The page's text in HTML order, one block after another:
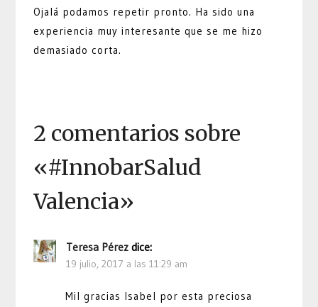
Ojalá podamos repetir pronto. Ha sido una
experiencia muy interesante que se me hizo
demasiado corta.
2 comentarios sobre
«#InnobarSalud
Valencia»
Teresa Pérez dice:
19 julio, 2017 a las 11:29 am
Mil gracias Isabel por esta preciosa